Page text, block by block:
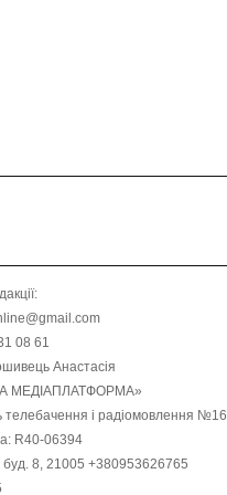
08 61
Анастасія
МЕДІАПЛАТФОРМА»
телебачення і радіомовлення
R40-06394
буд. 8, 21005 +380953626765